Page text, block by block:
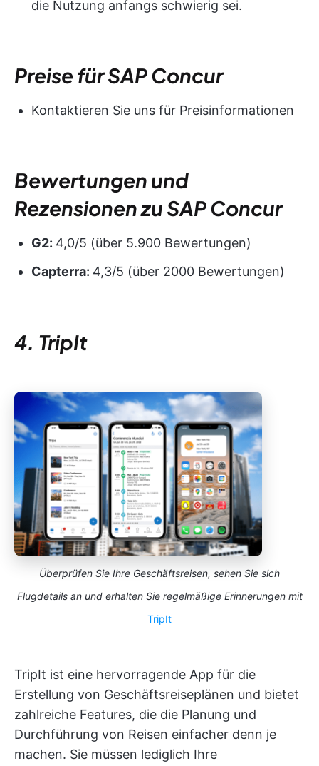
die Nutzung anfangs schwierig sei.
Preise für SAP Concur
Kontaktieren Sie uns für Preisinformationen
Bewertungen und
Rezensionen zu SAP Concur
G2: 4,0/5 (über 5.900 Bewertungen)
Capterra: 4,3/5 (über 2000 Bewertungen)
4. TripIt
Überprüfen Sie Ihre Geschäftsreisen, sehen Sie sich
Flugdetails an und erhalten Sie regelmäßige Erinnerungen mit
TripIt
TripIt ist eine hervorragende App für die
Erstellung von Geschäftsreiseplänen und bietet
zahlreiche Features, die die Planung und
Durchführung von Reisen einfacher denn je
machen. Sie müssen lediglich Ihre